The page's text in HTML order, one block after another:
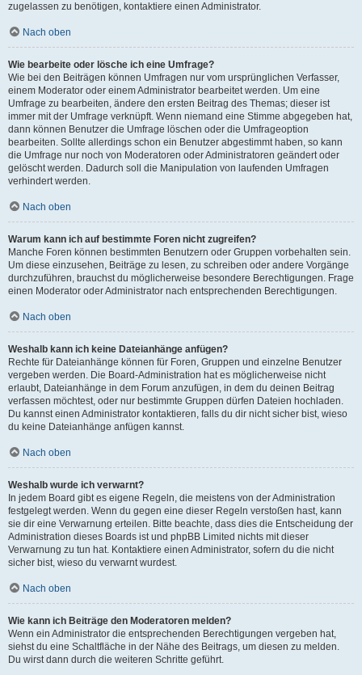
zugelassen zu benötigen, kontaktiere einen Administrator.
Nach oben
Wie bearbeite oder lösche ich eine Umfrage?
Wie bei den Beiträgen können Umfragen nur vom ursprünglichen Verfasser,
einem Moderator oder einem Administrator bearbeitet werden. Um eine
Umfrage zu bearbeiten, ändere den ersten Beitrag des Themas; dieser ist
immer mit der Umfrage verknüpft. Wenn niemand eine Stimme abgegeben hat,
dann können Benutzer die Umfrage löschen oder die Umfrageoption
bearbeiten. Sollte allerdings schon ein Benutzer abgestimmt haben, so kann
die Umfrage nur noch von Moderatoren oder Administratoren geändert oder
gelöscht werden. Dadurch soll die Manipulation von laufenden Umfragen
verhindert werden.
Nach oben
Warum kann ich auf bestimmte Foren nicht zugreifen?
Manche Foren können bestimmten Benutzern oder Gruppen vorbehalten sein.
Um diese einzusehen, Beiträge zu lesen, zu schreiben oder andere Vorgänge
durchzuführen, brauchst du möglicherweise besondere Berechtigungen. Frage
einen Moderator oder Administrator nach entsprechenden Berechtigungen.
Nach oben
Weshalb kann ich keine Dateianhänge anfügen?
Rechte für Dateianhänge können für Foren, Gruppen und einzelne Benutzer
vergeben werden. Die Board-Administration hat es möglicherweise nicht
erlaubt, Dateianhänge in dem Forum anzufügen, in dem du deinen Beitrag
verfassen möchtest, oder nur bestimmte Gruppen dürfen Dateien hochladen.
Du kannst einen Administrator kontaktieren, falls du dir nicht sicher bist, wieso
du keine Dateianhänge anfügen kannst.
Nach oben
Weshalb wurde ich verwarnt?
In jedem Board gibt es eigene Regeln, die meistens von der Administration
festgelegt werden. Wenn du gegen eine dieser Regeln verstoßen hast, kann
sie dir eine Verwarnung erteilen. Bitte beachte, dass dies die Entscheidung der
Administration dieses Boards ist und phpBB Limited nichts mit dieser
Verwarnung zu tun hat. Kontaktiere einen Administrator, sofern du die nicht
sicher bist, wieso du verwarnt wurdest.
Nach oben
Wie kann ich Beiträge den Moderatoren melden?
Wenn ein Administrator die entsprechenden Berechtigungen vergeben hat,
siehst du eine Schaltfläche in der Nähe des Beitrags, um diesen zu melden.
Du wirst dann durch die weiteren Schritte geführt.